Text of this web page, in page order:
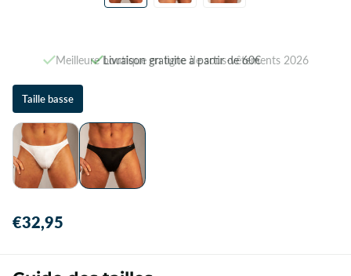
Meilleure boutique en ligne de sous-vêtements 2026
Taille basse
€32,95